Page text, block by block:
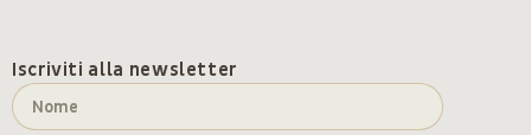
Iscriviti alla newsletter